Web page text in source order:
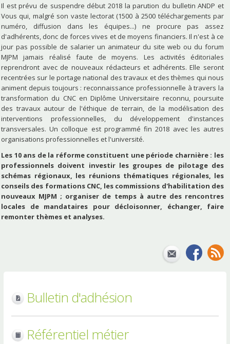
Il est prévu de suspendre début 2018 la parution du bulletin ANDP et
Vous qui, malgré son vaste lectorat (1500 à 2500 téléchargements par
numéro, diffusion dans les équipes...) ne procure pas assez
d'adhérents, donc de forces vives et de moyens financiers. Il n'est à ce
jour pas possible de salarier un animateur du site web ou du forum
MJPM jamais réalisé faute de moyens. Les activités éditoriales
reprendront avec de nouveaux rédacteurs et adhérents. Elle seront
recentrées sur le portage national des travaux et des thèmes qui nous
animent depuis toujours : reconnaissance professionnelle à travers la
transformation du CNC en Diplôme Universitaire reconnu, poursuite
des travaux autour de l'éthique de terrain, de la modélisation des
interventions professionnelles, du développement d'instances
transversales. Un colloque est programmé fin 2018 avec les autres
organisations professionnelles et l'université.
Les 10 ans de la réforme constituent une période charnière : les
professionnels doivent investir les groupes de pilotage des
schémas régionaux, les réunions thématiques régionales, les
conseils des formations CNC, les commissions d'habilitation des
nouveaux MJPM ; organiser de temps à autre des rencontres
locales de mandataires pour décloisonner, échanger, faire
remonter thèmes et analyses.
Bulletin d'adhésion
Référentiel métier